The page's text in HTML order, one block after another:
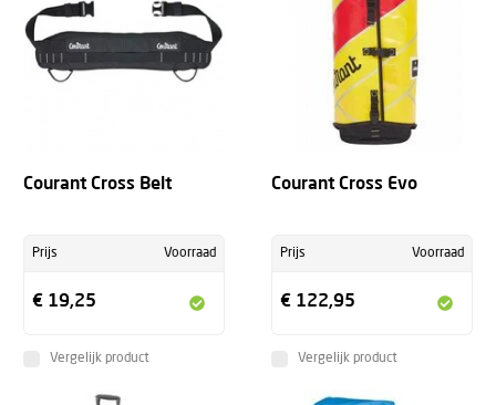
Courant Cross Belt
Prijs Voorraad
€ 19,25
Vergelijk product
Courant Cross Evo
Prijs Voorraad
€ 122,95
Vergelijk product